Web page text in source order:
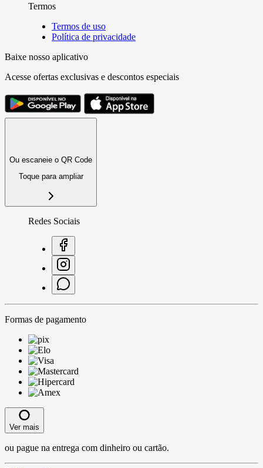
Termos
Termos de uso
Política de privacidade
Baixe nosso aplicativo
Acesse ofertas exclusivas e descontos especiais
Ou escaneie o QR Code
Toque para ampliar
Redes Sociais
Formas de pagamento
Ver mais
ou pague na entrega com dinheiro ou cartão.